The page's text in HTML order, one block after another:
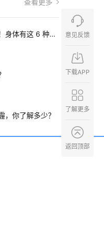
查看更多
身体有这 6 种现
，你了解多少？
意见反馈
下载APP
了解更多
返回顶部